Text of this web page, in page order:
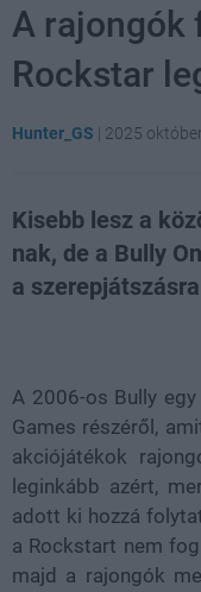
A rajongók
Rockstar
Hunter_GS | 2025
Kisebb lesz a
nak, de a Bully
a
A 2006-os Bully
Games részéről,
akciójátékok
leginkább azért,
adott ki hozzá
a Rockstart nem
majd a rajongók